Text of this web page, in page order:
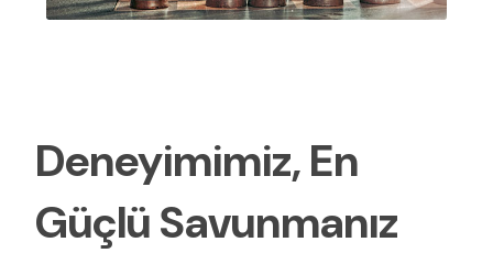
Deneyimimiz, En
Güçlü Savunmanız